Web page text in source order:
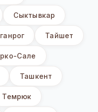
Сыктывкар
Тайшет
Сале
Ташкент
Темрюк